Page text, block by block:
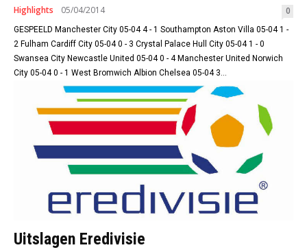
Highlights 05/04/2014 0
GESPEELD Manchester City 05-04 4 - 1 Southampton Aston Villa 05-04 1 -
2 Fulham Cardiff City 05-04 0 - 3 Crystal Palace Hull City 05-04 1 - 0
Swansea City Newcastle United 05-04 0 - 4 Manchester United Norwich
City 05-04 0 - 1 West Bromwich Albion Chelsea 05-04 3...
Uitslagen Eredivisie